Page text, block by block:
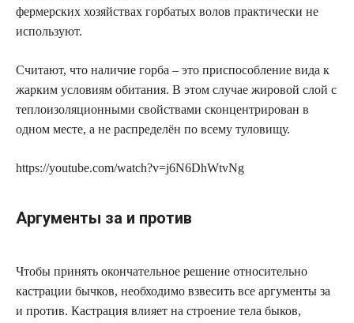
фермерских хозяйствах горбатых волов практически не
используют.
Считают, что наличие горба – это приспособление вида к
жарким условиям обитания. В этом случае жировой слой с
теплоизоляционными свойствами сконцентрирован в
одном месте, а не распределён по всему туловищу.
https://youtube.com/watch?v=j6N6DhWtvNg
Аргументы за и против
Чтобы принять окончательное решение относительно
кастрации бычков, необходимо взвесить все аргументы за
и против. Кастрация влияет на строение тела быков,